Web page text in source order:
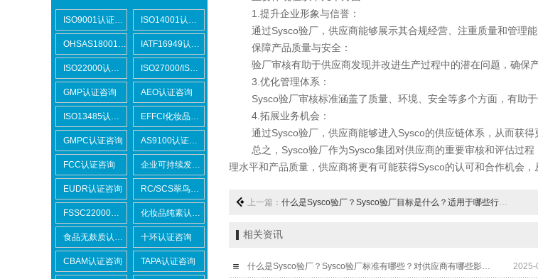
ISO9001认证咨询 ISO14001认证咨询
OHSAS18001认证咨询 IATF16949认证咨询
ISO22000认证咨询 ISO27000/ISO27001认证咨询
GMP认证咨询 AEO认证咨询
ISO13485认证咨询 EFFCI化妆品原料认证咨询
GMPC认证咨询 AS9100认证咨询
FCC认证咨询 企业可持续发展SCORE认证咨询
EUDR认证咨询 RC/SCS翠鸟认证咨询
FSSC22000认证咨询 化妆品纯素认证咨询
食品无麸质认证咨询 十环认证咨询
CBAM认证咨询 TAPA认证咨询
1.提升企业形象与信誉：
通过Sysco验厂，供应商能够展示其合规经营、注重质量和管理能
保障产品质量与安全：
验厂审核有助于供应商发现并改进生产过程中的潜在问题，确保产
3.优化管理体系：
Sysco验厂审核标准涵盖了质量、环境、安全等多个方面，有助于
4.拓展业务机会：
通过Sysco验厂，供应商能够进入Sysco的供应链体系，从而获得
总之，Sysco验厂作为Sysco集团对供应商的重要审核和评估过程
理水平和产品质量，供应商将更有可能获得Sysco的认可和合作机会，
上一篇： 什么是Sysco验厂？Sysco验厂目标是什么？适用于哪些行业？
相关资讯
什么是Sysco验厂？Sysco验厂标准有哪些？对供应商有哪些影响？ 2025-